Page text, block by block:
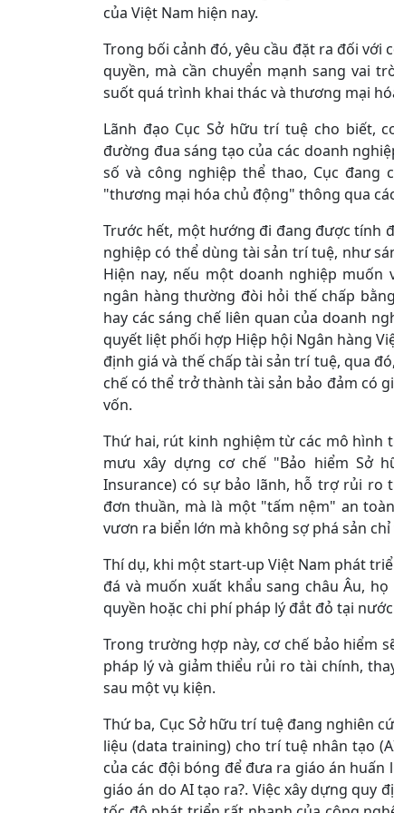
của Việt Nam hiện nay.
Trong bối cảnh đó, yêu cầu đặt ra đối với
quyền, mà cần chuyển mạnh sang vai
suốt quá trình khai thác và thương mại
Lãnh đạo Cục Sở hữu trí tuệ cho biết,
đường đua sáng tạo của các doanh
số và công nghiệp thể thao, Cục
"thương mại hóa chủ động" thông qua
Trước hết, một hướng đi đang được tính
nghiệp có thể dùng tài sản trí tuệ, như
Hiện nay, nếu một doanh nghiệp muốn
ngân hàng thường đòi hỏi thế chấp
hay các sáng chế liên quan của doanh
quyết liệt phối hợp Hiệp hội Ngân hàng
định giá và thế chấp tài sản trí tuệ, qua
chế có thể trở thành tài sản bảo đảm có
vốn.
Thứ hai, rút kinh nghiệm từ các mô hình
mưu xây dựng cơ chế "Bảo hiểm Sở
Insurance) có sự bảo lãnh, hỗ trợ rủi ro
đơn thuần, mà là một "tấm nệm" an
vươn ra biển lớn mà không sợ phá sản
Thí dụ, khi một start-up Việt Nam phát
đá và muốn xuất khẩu sang châu Âu,
quyền hoặc chi phí pháp lý đắt đỏ tại
Trong trường hợp này, cơ chế bảo hiểm
pháp lý và giảm thiểu rủi ro tài chính,
sau một vụ kiện.
Thứ ba, Cục Sở hữu trí tuệ đang nghiên
liệu (data training) cho trí tuệ nhân tạo
của các đội bóng để đưa ra giáo án huấn
giáo án do AI tạo ra?. Việc xây dựng quy